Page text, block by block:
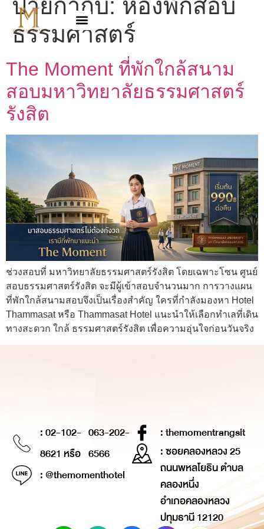
ป้ายกำกับ: ห้องพักสอบ
ธรรมศาสตร์
The Moment ที่พักใกล้สนาม
สอบมหาวิทยาลัยธรรมศาสตร์
รังสิต
ช่วงสอบที่ มหาวิทยาลัยธรรมศาสตร์รังสิต โดยเฉพาะโซน ศูนย์
สอบธรรมศาสตร์รังสิต จะมีผู้เข้าสอบจำนวนมาก การวางแผน
ที่พักใกล้สนามสอบจึงเป็นเรื่องสำคัญ ใครที่กำลังมองหา Hotel
Thammasat หรือ Thammasat Hotel แนะนำให้เลือกทำเลที่เดิน
ทางสะดวก ใกล้ ธรรมศาสตร์รังสิต เพื่อความอุ่นใจก่อนวันจริง
: 02-102-
8621 หรือ
063-202-
6566
: @themomenthotel
: themomentrangsit
: ซอยคลองหลวง 25
ถนนพหลโยธิน ตำบล
คลองหนึ่ง
อำเภอคลองหลวง
ปทุมธานี 12120